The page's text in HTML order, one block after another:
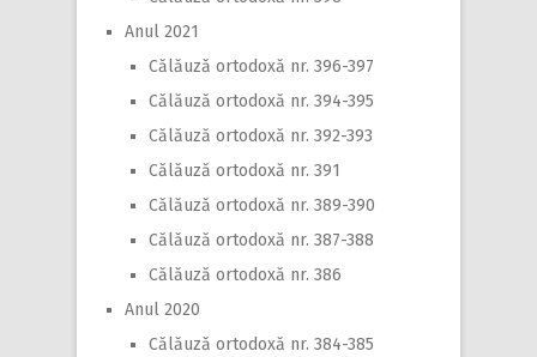
Anul 2021
Călăuză ortodoxă nr. 396-397
Călăuză ortodoxă nr. 394-395
Călăuză ortodoxă nr. 392-393
Călăuză ortodoxă nr. 391
Călăuză ortodoxă nr. 389-390
Călăuză ortodoxă nr. 387-388
Călăuză ortodoxă nr. 386
Anul 2020
Călăuză ortodoxă nr. 384-385